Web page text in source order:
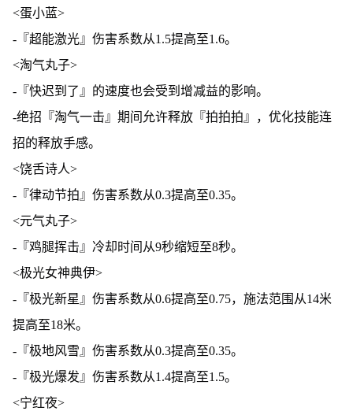
<蛋小蓝>
-『超能激光』伤害系数从1.5提高至1.6。
<淘气丸子>
-『快迟到了』的速度也会受到增减益的影响。
-绝招『淘气一击』期间允许释放『拍拍拍』，优化技能连
招的释放手感。
<饶舌诗人>
-『律动节拍』伤害系数从0.3提高至0.35。
<元气丸子>
-『鸡腿挥击』冷却时间从9秒缩短至8秒。
<极光女神典伊>
-『极光新星』伤害系数从0.6提高至0.75，施法范围从14米
提高至18米。
-『极地风雪』伤害系数从0.3提高至0.35。
-『极光爆发』伤害系数从1.4提高至1.5。
<宁红夜>